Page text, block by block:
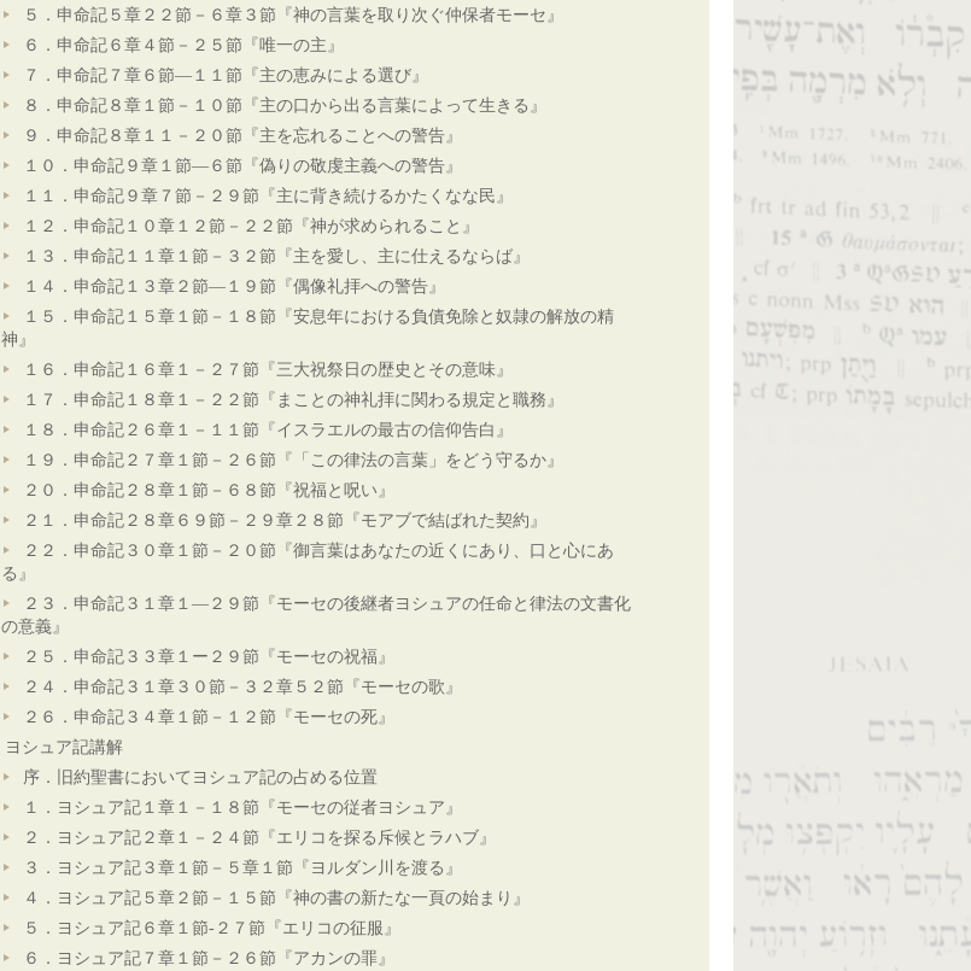
５．申命記５章２２節－６章３節『神の言葉を取り次ぐ仲保者モーセ』
６．申命記６章４節－２５節『唯一の主』
７．申命記７章６節―１１節『主の恵みによる選び』
８．申命記８章１節－１０節『主の口から出る言葉によって生きる』
９．申命記８章１１－２０節『主を忘れることへの警告』
１０．申命記９章１節―６節『偽りの敬虔主義への警告』
１１．申命記９章７節－２９節『主に背き続けるかたくなな民』
１２．申命記１０章１２節－２２節『神が求められること』
１３．申命記１１章１節－３２節『主を愛し、主に仕えるならば』
１４．申命記１３章２節―１９節『偶像礼拝への警告』
１５．申命記１５章１節－１８節『安息年における負債免除と奴隷の解放の精
神』
１６．申命記１６章１－２７節『三大祝祭日の歴史とその意味』
１７．申命記１８章１－２２節『まことの神礼拝に関わる規定と職務』
１８．申命記２６章１－１１節『イスラエルの最古の信仰告白』
１９．申命記２７章１節－２６節『「この律法の言葉」をどう守るか』
２０．申命記２８章１節－６８節『祝福と呪い』
２１．申命記２８章６９節－２９章２８節『モアブで結ばれた契約』
２２．申命記３０章１節－２０節『御言葉はあなたの近くにあり、口と心にあ
る』
２３．申命記３１章１―２９節『モーセの後継者ヨシュアの任命と律法の文書化
の意義』
２５．申命記３３章１ー２９節『モーセの祝福』
２４．申命記３１章３０節－３２章５２節『モーセの歌』
２６．申命記３４章１節－１２節『モーセの死』
ヨシュア記講解
序．旧約聖書においてヨシュア記の占める位置
１．ヨシュア記１章１－１８節『モーセの従者ヨシュア』
２．ヨシュア記２章１－２４節『エリコを探る斥候とラハブ』
３．ヨシュア記３章１節－５章１節『ヨルダン川を渡る』
４．ヨシュア記５章２節－１５節『神の書の新たな一頁の始まり』
５．ヨシュア記６章１節-２７節『エリコの征服』
６．ヨシュア記７章１節－２６節『アカンの罪』